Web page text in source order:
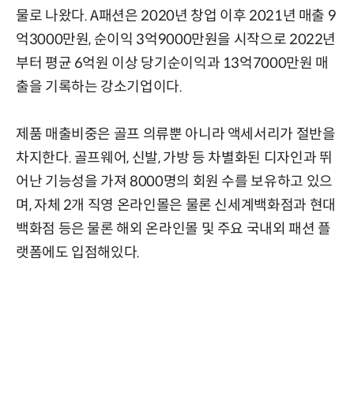
물로 나왔다. A패션은 2020년 창업 이후 2021년 매출 9
억3000만원, 순이익 3억9000만원을 시작으로 2022년
부터 평균 6억원 이상 당기순이익과 13억7000만원 매
출을 기록하는 강소기업이다.
제품 매출비중은 골프 의류뿐 아니라 액세서리가 절반을
차지한다. 골프웨어, 신발, 가방 등 차별화된 디자인과 뛰
어난 기능성을 가져 8000명의 회원 수를 보유하고 있으
며, 자체 2개 직영 온라인몰은 물론 신세계백화점과 현대
백화점 등은 물론 해외 온라인몰 및 주요 국내외 패션 플
랫폼에도 입점해있다.